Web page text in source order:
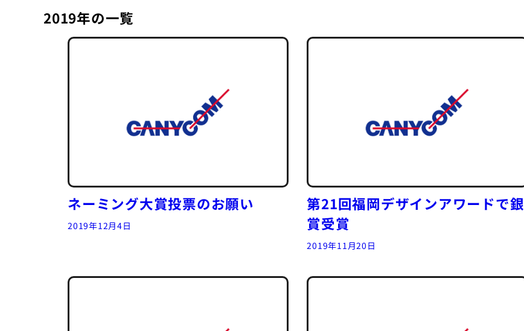
2019年の一覧
ネーミング大賞投票のお願い
2019年12月4日
第21回福岡デザインアワードで銀
賞受賞
2019年11月20日